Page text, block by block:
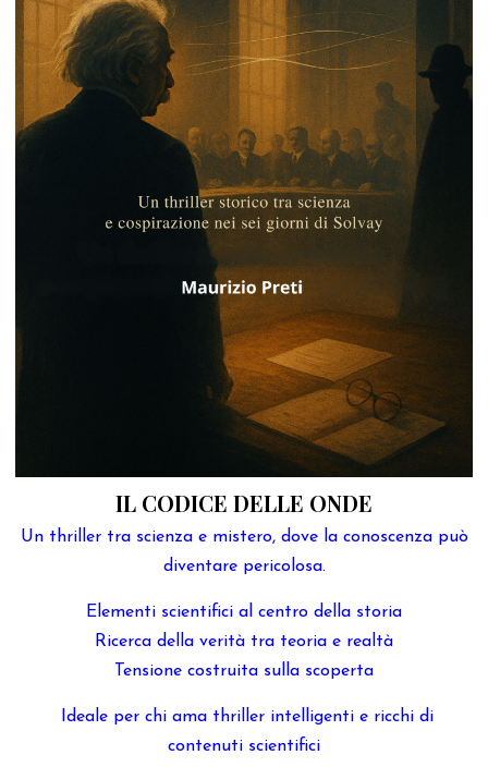
IL CODICE DELLE ONDE
Un thriller tra scienza e mistero, dove la conoscenza può
diventare pericolosa.
Elementi scientifici al centro della storia
Ricerca della verità tra teoria e realtà
Tensione costruita sulla scoperta
Ideale per chi ama thriller intelligenti e ricchi di
contenuti scientifici